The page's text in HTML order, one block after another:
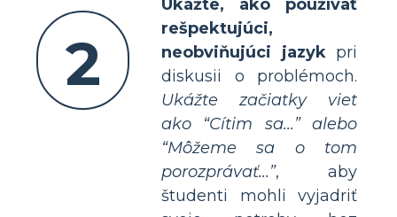
2
Ukážte, ako používať
rešpektujúci,
neobviňujúci jazykpri
diskusii o problémoch.
Ukážte začiatky viet
ako “Cítim sa...” alebo
“Môžeme sa o tom
porozprávať...”, aby
študenti mohli vyjadriť